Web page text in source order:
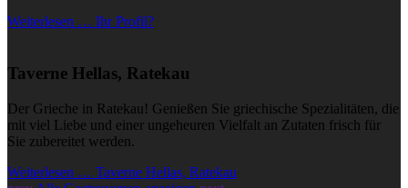
Weiterlesen … Ihr Profil?
Taverne Hellas, Ratekau
Der Grieche in Ratekau! Genießen Sie griechische Spezialitäten, die
mit viel Liebe und einer ungeheuren Vielfalt an Zutaten frisch für
Sie zubereitet werden.
Weiterlesen … Taverne Hellas, Ratekau